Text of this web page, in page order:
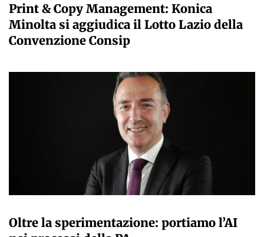
Print & Copy Management: Konica
Minolta si aggiudica il Lotto Lazio della
Convenzione Consip
Oltre la sperimentazione: portiamo l’AI